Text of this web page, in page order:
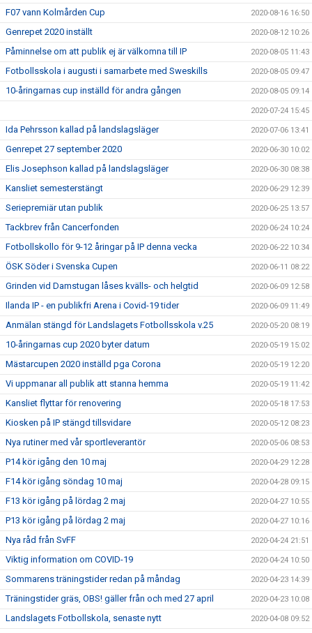
F07 vann Kolmården Cup 2020-08-16 16:50
Genrepet 2020 inställt 2020-08-12 10:26
Påminnelse om att publik ej är välkomna till IP 2020-08-05 11:43
Fotbollsskola i augusti i samarbete med Sweskills 2020-08-05 09:47
10-åringarnas cup inställd för andra gången 2020-08-05 09:14
2020-07-24 15:45
Ida Pehrsson kallad på landslagsläger 2020-07-06 13:41
Genrepet 27 september 2020 2020-06-30 10:02
Elis Josephson kallad på landslagsläger 2020-06-30 08:38
Kansliet semesterstängt 2020-06-29 12:39
Seriepremiär utan publik 2020-06-25 13:57
Tackbrev från Cancerfonden 2020-06-24 10:24
Fotbollskollo för 9-12 åringar på IP denna vecka 2020-06-22 10:34
ÖSK Söder i Svenska Cupen 2020-06-11 08:22
Grinden vid Damstugan låses kvälls- och helgtid 2020-06-09 12:58
Ilanda IP - en publikfri Arena i Covid-19 tider 2020-06-09 11:49
Anmälan stängd för Landslagets Fotbollsskola v.25 2020-05-20 08:19
10-åringarnas cup 2020 byter datum 2020-05-19 15:02
Mästarcupen 2020 inställd pga Corona 2020-05-19 12:20
Vi uppmanar all publik att stanna hemma 2020-05-19 11:42
Kansliet flyttar för renovering 2020-05-18 17:53
Kiosken på IP stängd tillsvidare 2020-05-12 08:23
Nya rutiner med vår sportleverantör 2020-05-06 08:53
P14 kör igång den 10 maj 2020-04-29 12:28
F14 kör igång söndag 10 maj 2020-04-28 09:15
F13 kör igång på lördag 2 maj 2020-04-27 10:55
P13 kör igång på lördag 2 maj 2020-04-27 10:16
Nya råd från SvFF 2020-04-24 21:51
Viktig information om COVID-19 2020-04-24 10:50
Sommarens träningstider redan på måndag 2020-04-23 14:39
Träningstider gräs, OBS! gäller från och med 27 april 2020-04-23 10:08
Landslagets Fotbollskola, senaste nytt 2020-04-08 09:52